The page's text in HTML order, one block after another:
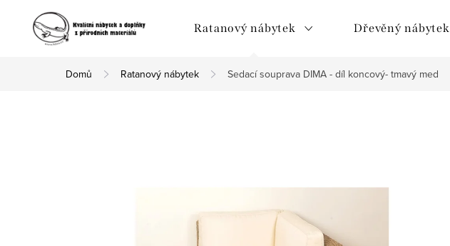
Ratanový nábytek Dřevěný nábytek
Domů Ratanový nábytek Sedací souprava DIMA - díl koncový- tmavý med